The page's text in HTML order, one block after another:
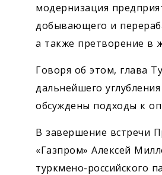
модернизация
добывающего и
а также претворение в
Говоря об этом, глава
дальнейшего
обсуждены подходы к
В завершение встречи
«Газпром» Алексей
туркмено-российского